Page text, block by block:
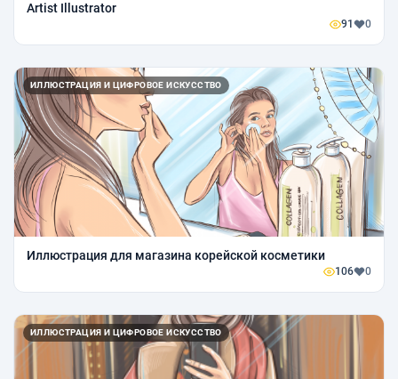
Artist Illustrator
91 0
ИЛЛЮСТРАЦИЯ И ЦИФРОВОЕ ИСКУССТВО
Иллюстрация для магазина корейской косметики
106 0
ИЛЛЮСТРАЦИЯ И ЦИФРОВОЕ ИСКУССТВО